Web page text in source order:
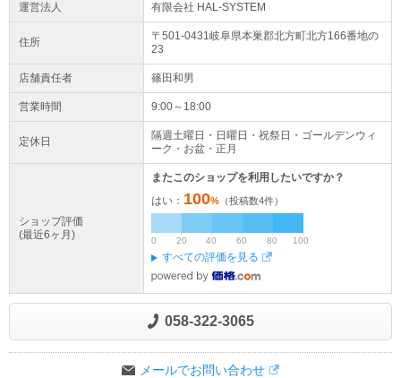
運営法人 有限会社 HAL-SYSTEM
住所 〒501-0431岐阜県本巣郡北方町北方166番地の
23
店舗責任者 篠田和男
営業時間 9:00～18:00
定休日
隔週土曜日・日曜日・祝祭日・ゴールデンウィ
ーク・お盆・正月
ショップ評価
(最近6ヶ月)
またこのショップを利用したいですか？
はい： 100% （投稿数4件）
0 20 40 60 80 100
すべての評価を見る
058-322-3065
メールでお問い合わせ